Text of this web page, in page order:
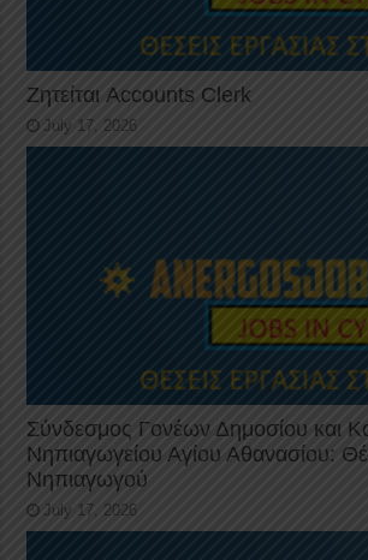
Ζητείται Accounts Clerk
July 17, 2026
Σύνδεσμος Γονέων Δημοσίου και
Νηπιαγωγείου Αγίου Αθανασίου:
Νηπιαγωγού
July 17, 2026